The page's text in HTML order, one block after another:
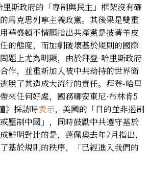
斯政府的「專制與民主」框架沒有確
馬克思列寧主義政黨。其後果是雙重
華盛頓不情願指出共產黨是披著羊皮
的態度，而加劇破壞基於規則的國際
題上尤為明顯，由於拜登-哈里斯政府
作，並重新加入被中共劫持的世界衛
脫了其造成大流行的責任。拜登-哈里
來任何好處，國務卿安東尼·布林肯5
》採訪時表示，美國的「目的並非遏制
壓制中國」，同時鼓勵中共遵守基於
鮮明對比的是，蓬佩奧去年7月指出，
基於規則的秩序，「已經進入我們的